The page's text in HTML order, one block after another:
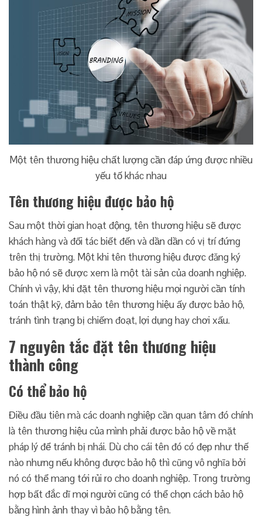
Một tên thương hiệu chất lượng cần đáp ứng được nhiều
yếu tố khác nhau
Tên thương hiệu được bảo hộ
Sau một thời gian hoạt động, tên thương hiệu sẽ được
khách hàng và đối tác biết đến và dần dần có vị trí đứng
trên thị trường. Một khi tên thương hiệu được đăng ký
bảo hộ nó sẽ được xem là một tài sản của doanh nghiệp.
Chính vì vậy, khi đặt tên thương hiệu mọi người cần tính
toán thật kỹ, đảm bảo tên thương hiệu ấy được bảo hộ,
tránh tình trạng bị chiếm đoạt, lợi dụng hay chơi xấu.
7 nguyên tắc đặt tên thương hiệu
thành công
Có thể bảo hộ
Điều đầu tiên mà các doanh nghiệp cần quan tâm đó chính
là tên thương hiệu của mình phải được bảo hộ về mặt
pháp lý để tránh bị nhái. Dù cho cái tên đó có đẹp như thế
nào nhưng nếu không được bảo hộ thì cũng vô nghĩa bởi
nó có thể mang tới rủi ro cho doanh nghiệp. Trong trường
hợp bất đắc dĩ mọi người cũng có thể chọn cách bảo hộ
bằng hình ảnh thay vì bảo hộ bằng tên.